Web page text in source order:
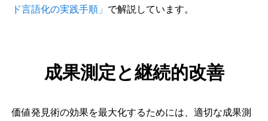
ド言語化の実践手順」 で解説しています。
成果測定と継続的改善
価値発見術の効果を最大化するためには、適切な成果測